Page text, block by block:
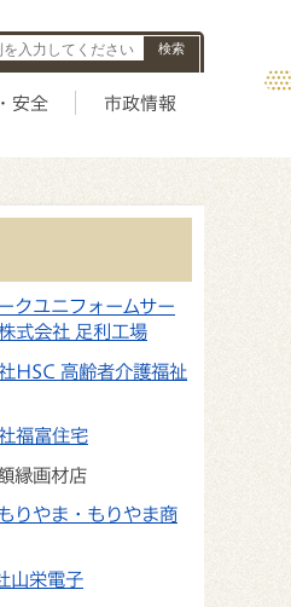
安全 市政情報
クユニフォームサー
式会社 足利工場
HSC 高齢者介護福祉
福富住宅
縁画材店
りやま・もりやま商
山栄電子